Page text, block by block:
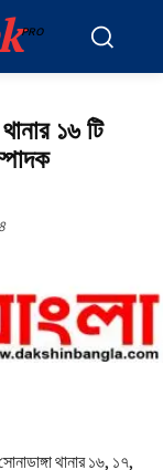
PRO
১৬ টি
থানার ১৬, ১৭,